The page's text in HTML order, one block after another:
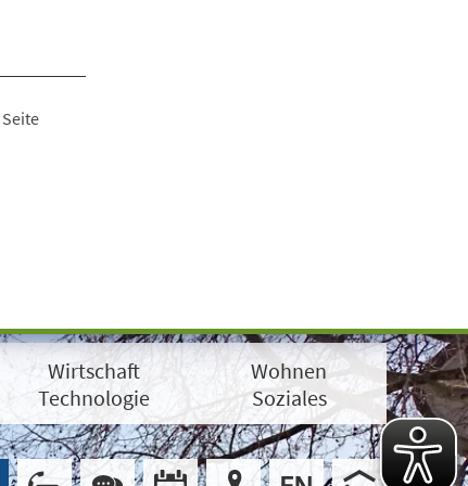
Wirtschaft
Technologie
Wohnen
Soziales